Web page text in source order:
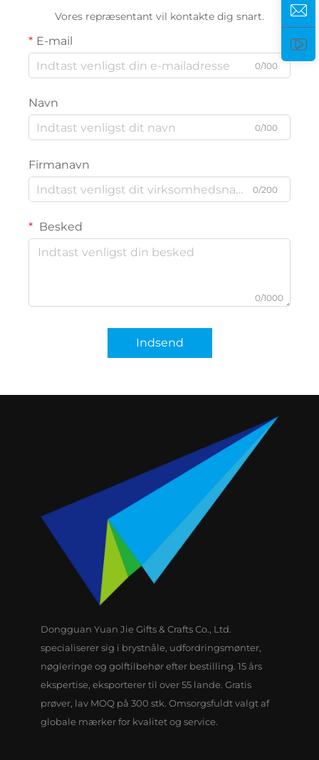
Vores repræsentant vil kontakte dig snart.
E-mail
0/100
Navn
0/100
Firmanavn
0/200
Besked
0/1000
Indsend
Dongguan Yuan Jie Gifts & Crafts Co., Ltd.
specialiserer sig i brystnåle, udfordringsmønter,
nøgleringe og golftilbehør efter bestilling. 15 års
ekspertise, eksporterer til over 55 lande. Gratis
prøver, lav MOQ på 300 stk. Omsorgsfuldt valgt af
globale mærker for kvalitet og service.